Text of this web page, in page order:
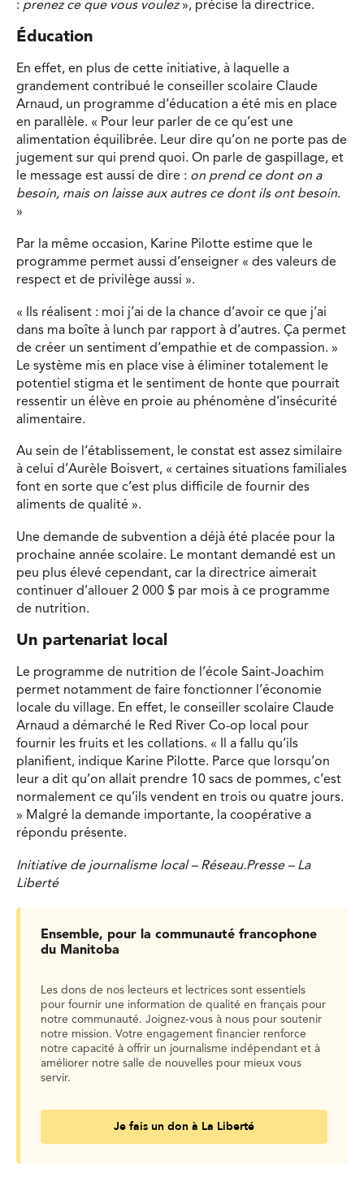
: prenez ce que vous voulez», précise la directrice.
Éducation
En effet, en plus de cette initiative, à laquelle a
grandement contribué le conseiller scolaire Claude
Arnaud, un programme d’éducation a été mis en place
en parallèle. « Pour leur parler de ce qu’est une
alimentation équilibrée. Leur dire qu’on ne porte pas de
jugement sur qui prend quoi. On parle de gaspillage, et
le message est aussi de dire : on prend ce dont on a
besoin, mais on laisse aux autres ce dont ils ont besoin.
»
Par la même occasion, Karine Pilotte estime que le
programme permet aussi d’enseigner « des valeurs de
respect et de privilège aussi ».
« Ils réalisent : moi j’ai de la chance d’avoir ce que j’ai
dans ma boîte à lunch par rapport à d’autres. Ça permet
de créer un sentiment d’empathie et de compassion. »
Le système mis en place vise à éliminer totalement le
potentiel stigma et le sentiment de honte que pourrait
ressentir un élève en proie au phénomène d’insécurité
alimentaire.
Au sein de l’établissement, le constat est assez similaire
à celui d’Aurèle Boisvert, « certaines situations familiales
font en sorte que c’est plus difficile de fournir des
aliments de qualité ».
Une demande de subvention a déjà été placée pour la
prochaine année scolaire. Le montant demandé est un
peu plus élevé cependant, car la directrice aimerait
continuer d’allouer 2 000 $ par mois à ce programme
de nutrition.
Un partenariat local
Le programme de nutrition de l’école Saint-Joachim
permet notamment de faire fonctionner l’économie
locale du village. En effet, le conseiller scolaire Claude
Arnaud a démarché le Red River Co-op local pour
fournir les fruits et les collations. « Il a fallu qu’ils
planifient, indique Karine Pilotte. Parce que lorsqu’on
leur a dit qu’on allait prendre 10 sacs de pommes, c’est
normalement ce qu’ils vendent en trois ou quatre jours.
» Malgré la demande importante, la coopérative a
répondu présente.
Initiative de journalisme local – Réseau.Presse – La
Liberté
Ensemble, pour la communauté francophone
du Manitoba
Les dons de nos lecteurs et lectrices sont essentiels
pour fournir une information de qualité en français pour
notre communauté. Joignez-vous à nous pour soutenir
notre mission. Votre engagement financier renforce
notre capacité à offrir un journalisme indépendant et à
améliorer notre salle de nouvelles pour mieux vous
servir.
Je fais un don à La Liberté